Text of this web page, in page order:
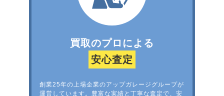
買取のプロによる
安心査定
創業25年の上場企業のアップガレージグループが
運営しています。豊富な実績と丁寧な査定で、安